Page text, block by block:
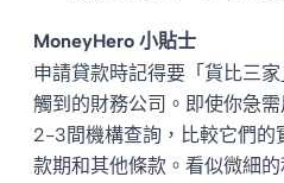
MoneyHero 小貼士
申請貸款時記得要「貨比三
觸到的財務公司。即使你急
2-3間機構查詢，比較它們的
款期和其他條款。看似微細